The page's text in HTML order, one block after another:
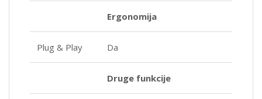
Ergonomija
Plug & Play Da
Druge funkcije